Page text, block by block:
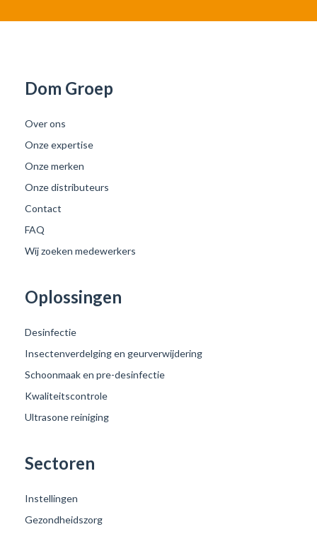
Dom Groep
Over ons
Onze expertise
Onze merken
Onze distributeurs
Contact
FAQ
Wij zoeken medewerkers
Oplossingen
Desinfectie
Insectenverdelging en geurverwijdering
Schoonmaak en pre-desinfectie
Kwaliteitscontrole
Ultrasone reiniging
Sectoren
Instellingen
Gezondheidszorg